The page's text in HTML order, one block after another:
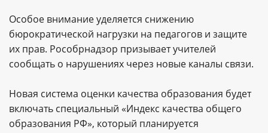
Особое внимание уделяется снижению
бюрократической нагрузки на педагогов и защите
их прав. Рособрнадзор призывает учителей
сообщать о нарушениях через новые каналы связи.
Новая система оценки качества образования будет
включать специальный «Индекс качества общего
образования РФ», который планируется